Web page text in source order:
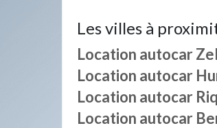
Les villes à
Location autocar
Location autocar
Location autocar
Location autocar